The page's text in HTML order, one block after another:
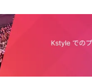
サイトで確認することができる。